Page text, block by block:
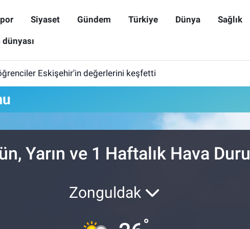
Siyaset Gündem Türkiye Dünya Sağlık
Eskişehir'in değerlerini keşfetti
Yarın ve 1 Haftalık Hava
Zonguldak
°